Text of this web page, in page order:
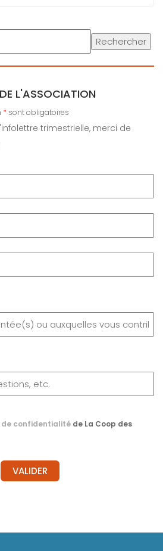
Rechercher
L'ASSOCIATION
* sont obligatoires
trimestrielle, merci de
de confidentialité de La Coop des